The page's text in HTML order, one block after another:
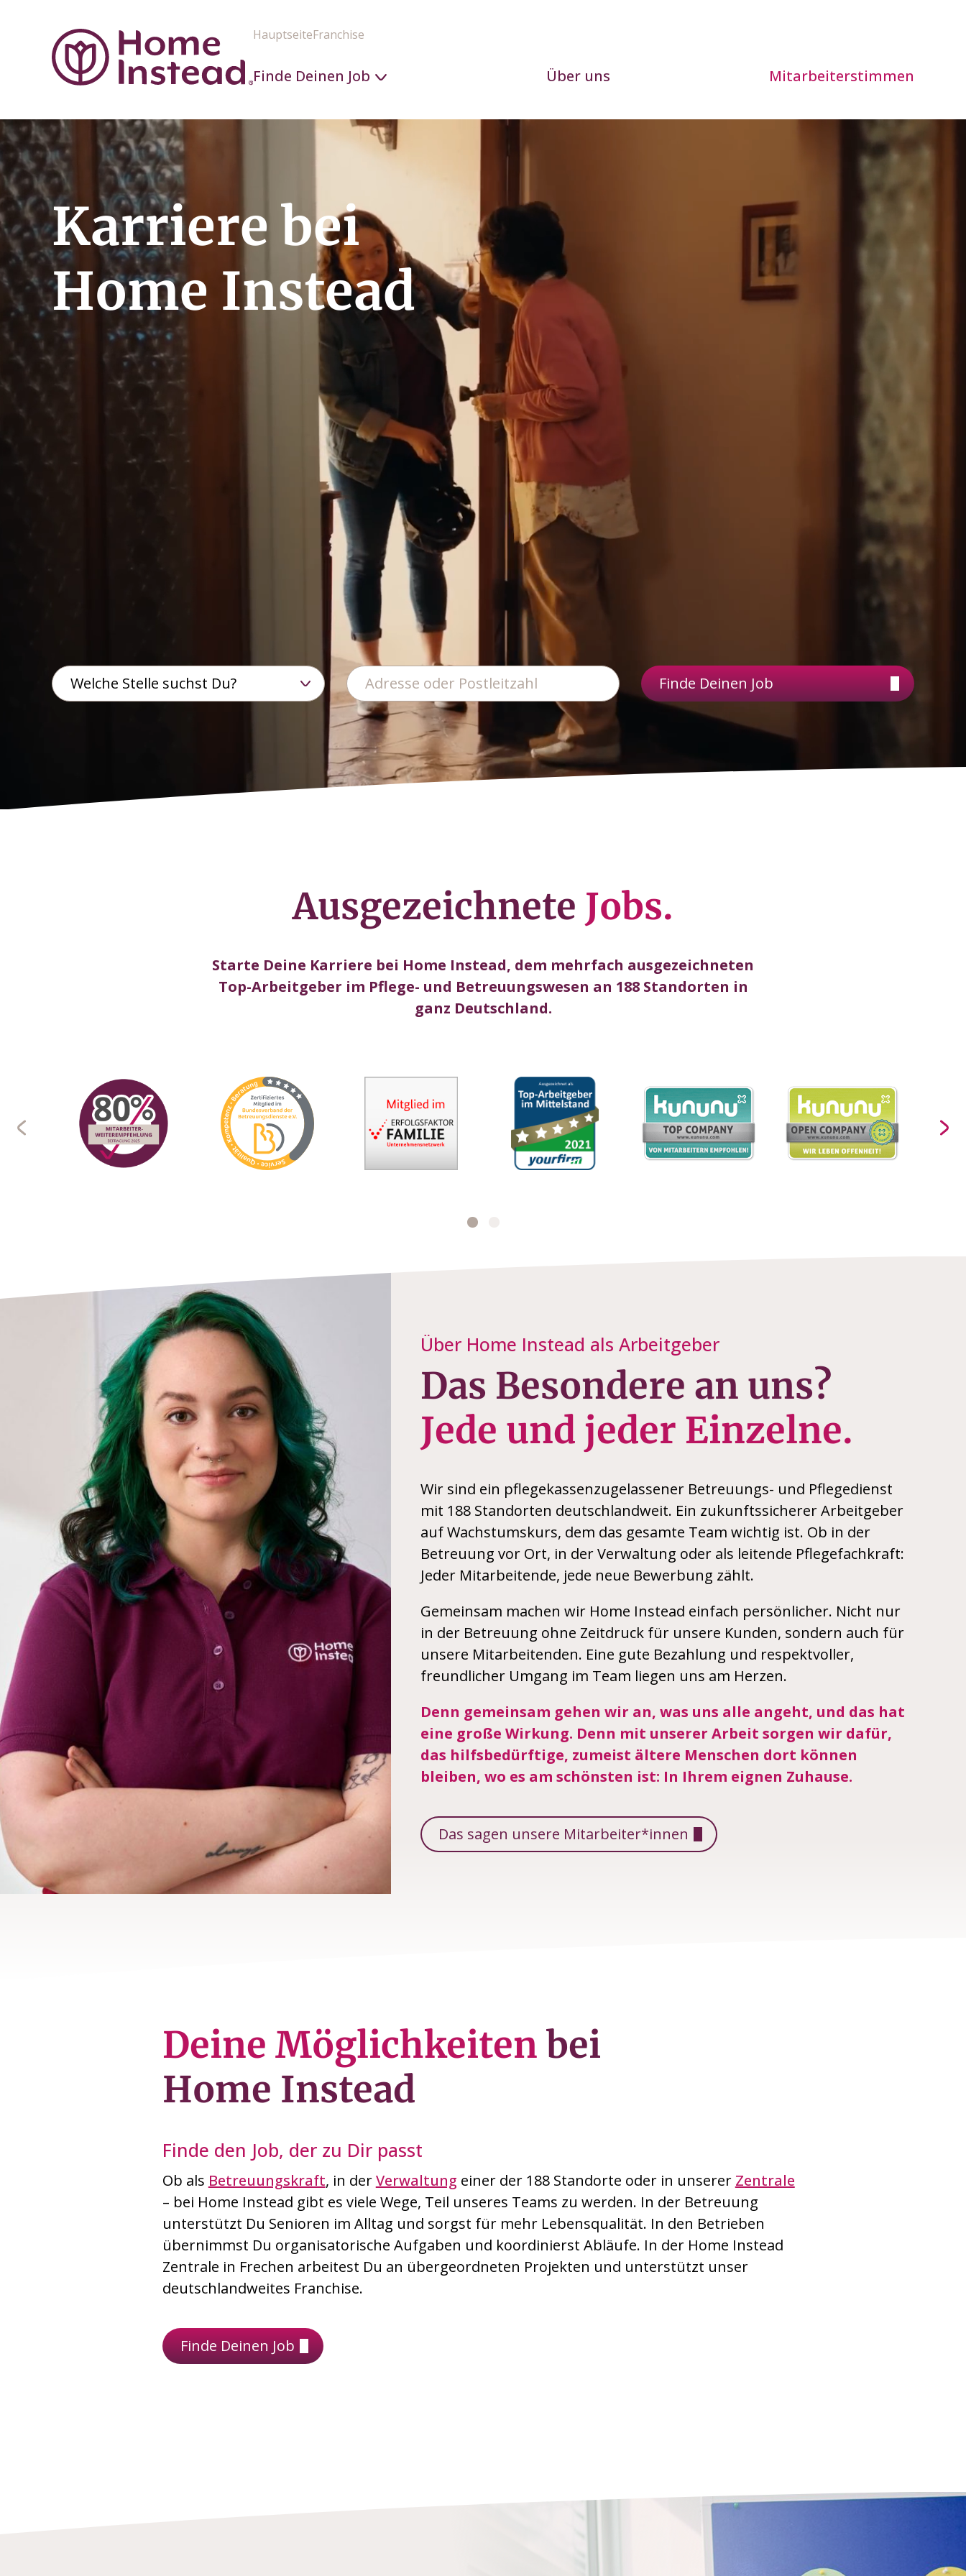
HauptseiteFranchise
Finde Deinen Job Über uns Mitarbeiterstimmen
Karriere bei
Home Instead
Finde Deinen Job
Ausgezeichnete Jobs.
Starte Deine Karriere bei Home Instead, dem mehrfach ausgezeichneten
Top-Arbeitgeber im Pflege- und Betreuungswesen an 188 Standorten in
ganz Deutschland.
Über Home Instead als Arbeitgeber
Das Besondere an uns?
Jede und jeder Einzelne.
Wir sind ein pflegekassenzugelassener Betreuungs- und Pflegedienst
mit 188 Standorten deutschlandweit. Ein zukunftssicherer Arbeitgeber
auf Wachstumskurs, dem das gesamte Team wichtig ist. Ob in der
Betreuung vor Ort, in der Verwaltung oder als leitende Pflegefachkraft:
Jeder Mitarbeitende, jede neue Bewerbung zählt.
Gemeinsam machen wir Home Instead einfach persönlicher. Nicht nur
in der Betreuung ohne Zeitdruck für unsere Kunden, sondern auch für
unsere Mitarbeitenden. Eine gute Bezahlung und respektvoller,
freundlicher Umgang im Team liegen uns am Herzen.
Denn gemeinsam gehen wir an, was uns alle angeht, und das hat
eine große Wirkung. Denn mit unserer Arbeit sorgen wir dafür,
das hilfsbedürftige, zumeist ältere Menschen dort können
bleiben, wo es am schönsten ist: In Ihrem eignen Zuhause.
Das sagen unsere Mitarbeiter*innen
Deine Möglichkeiten bei
Home Instead
Finde den Job, der zu Dir passt
Ob als Betreuungskraft, in derVerwaltung einer der 188 Standorte oder in unserer Zentrale
– bei Home Instead gibt es viele Wege, Teil unseres Teams zu werden. In der Betreuung
unterstützt Du Senioren im Alltag und sorgst für mehr Lebensqualität. In den Betrieben
übernimmst Du organisatorische Aufgaben und koordinierst Abläufe. In der Home Instead
Zentrale in Frechen arbeitest Du an übergeordneten Projekten und unterstützt unser
deutschlandweites Franchise.
Finde Deinen Job